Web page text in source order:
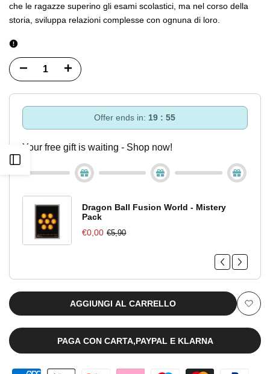
laterale
che le ragazze superino gli esami scolastici, ma nel corso della
storia, sviluppa relazioni complesse con ognuna di loro.
Diminuisci
quantità
Quintessential
Quintuplets
Incrementa
quantità
The
Quintessential
Quintuplets
[JAP]
Offer ends in: 19 : 55
Your free gift is waiting - Shop now!
Dragon Ball Fusion World - Mistery
Pack
€0,00 €5,90
AGGIUNGI AL CARRELLO
alla
PAGA CON CARTA,PAYPAL E KLARNA